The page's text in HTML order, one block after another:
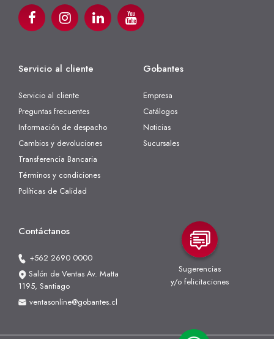
Servicio al cliente
Servicio al cliente
Preguntas frecuentes
Información de despacho
Cambios y devoluciones
Transferencia Bancaria
Términos y condiciones
Políticas de Calidad
Gobantes
Empresa
Catálogos
Noticias
Sucursales
Contáctanos
+562 2690 0000
Salón de Ventas Av. Matta
1195, Santiago
ventasonline@gobantes.cl
Sugerencias
y/o felicitaciones